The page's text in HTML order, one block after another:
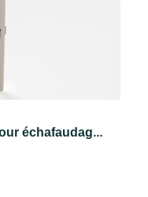
Échelles 2 m – 4 barreaux pour échafaudage ECO 48